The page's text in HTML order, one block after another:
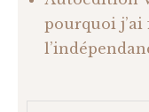
pourquoi